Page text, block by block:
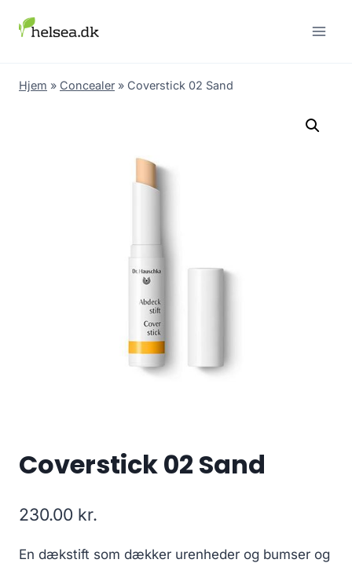
Hjem » Concealer » Coverstick 02 Sand
Coverstick 02 Sand
230.00 kr.
En dækstift som dækker urenheder og bumser og